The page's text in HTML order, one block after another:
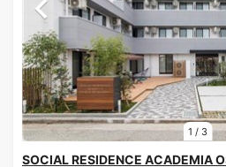
1 / 3
SOCIAL RESIDENCE ACADEMIA